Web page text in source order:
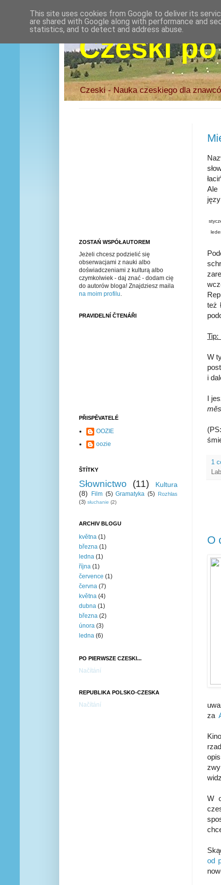
Czeski
Czeski - Nauka czeskiego dla
Ale
też
Tip:
W
i
I
1
O
za
W
od
ZOSTAŃ WSPÓŁAUTOREM
Jeżeli chcesz podzielić się
obserwacjami z nauki albo
doświadczeniami z kulturą albo
czymkolwiek - daj znać - dodam cię
do autorów bloga! Znajdziesz maila
na moim profilu.
PRAVIDELNÍ ČTENÁŘI
PŘISPĚVATELÉ
OOZIE
oozie
ŠTÍTKY
Słownictwo (11)
Kultura
(8)
Film (5) Gramatyka (5)
Rozhlas
(3) słuchanie (2)
ARCHIV BLOGU
května (1)
března (1)
ledna (1)
října (1)
července (1)
června (7)
května (4)
dubna (1)
března (2)
února (3)
ledna (6)
PO PIERWSZE CZESKI...
Načítání
REPUBLIKA POLSKO-CZESKA
Načítání
This site uses cookies from Google to deliver its
are shared with Google along with performance and
statistics, and to detect and address abuse.